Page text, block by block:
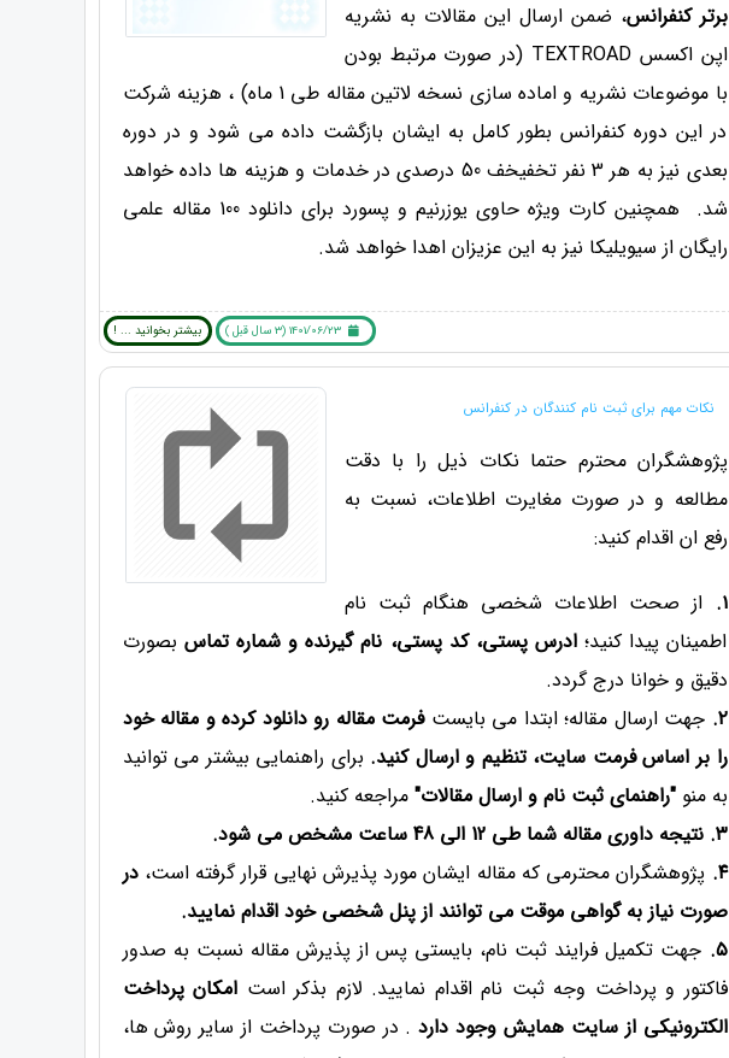
برتر کنفرانس، ضمن ارسال این مقالات به نشریه
اپن اکسس TEXTROAD (در صورت مرتبط بودن
با موضوعات نشریه و اماده سازی نسخه لاتین مقاله طی 1 ماه) ، هزینه شرکت
در این دوره کنفرانس بطور کامل به ایشان بازگشت داده می شود و در دوره
بعدی نیز به هر 3 نفر تخفیخف 50 درصدی در خدمات و هزینه ها داده خواهد
شد. همچنین کارت ویژه حاوی یوزرنیم و پسورد برای دانلود 100 مقاله علمی
رایگان از سیویلیکا نیز به این عزیزان اهدا خواهد شد.
1401/06/23 (3 سال قبل ) بیشتر بخوانید ... !
نکات مهم برای ثبت نام کنندگان در کنفرانس
پژوهشگران محترم حتما نکات ذیل را با دقت
مطالعه و در صورت مغایرت اطلاعات، نسبت به
رفع ان اقدام کنید:
۱.
از صحت اطلاعات شخصی هنگام ثبت نام
اطمینان پیدا کنید؛ ادرس پستی، کد پستی، نام گیرنده و شماره تماس بصورت
دقیق و خوانا درج گردد.
۲. جهت ارسال مقاله؛ ابتدا می بایستفرمت مقاله رو دانلود کرده و مقاله خود
را بر اساس فرمت سایت، تنظیم و ارسال کنید. برای راهنمایی بیشتر می توانید
به منو"راهنمای ثبت نام و ارسال مقالات"مراجعه کنید.
۳. نتیجه داوری مقاله شما طی 12 الی 48 ساعت مشخص می شود.
۴. پژوهشگران محترمی که مقاله ایشان مورد پذیرش نهایی قرار گرفته است،در
صورت نیاز به گواهی موقت می توانند از پنل شخصی خود اقدام نمایید.
۵. جهت تکمیل فرایند ثبت نام، بایستی پس از پذیرش مقاله نسبت به صدور
فاکتور و پرداخت وجه ثبت نام اقدام نمایید. لازم بذکر است امکان پرداخت
الکترونیکی از سایت همایش وجود دارد . در صورت پرداخت از سایر روش ها،